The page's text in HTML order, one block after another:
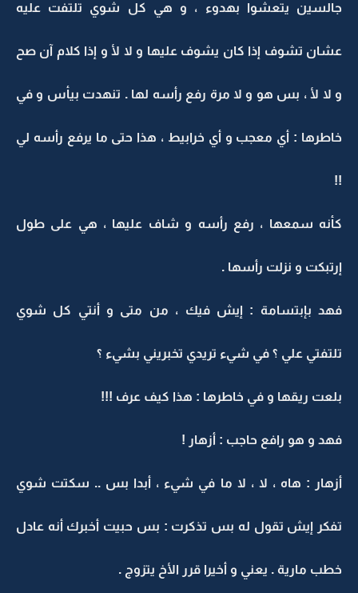
جالسين يتعشوا بهدوء ، و هي كل شوي تلتفت عليه
عشان تشوف إذا كان يشوف عليها و لا لأ و إذا كلام آن صح
و لا لأ ، بس هو و لا مرة رفع رأسه لها . تنهدت بيأس و في
خاطرها : أي معجب و أي خرابيط ، هذا حتى ما يرفع رأسه لي
!!
كأنه سمعها ، رفع رأسه و شاف عليها ، هي على طول
إرتبكت و نزلت رأسها .
فهد بإبتسامة : إيش فيك ، من متى و أنتي كل شوي
تلتفتي علي ؟ في شيء تريدي تخبريني بشيء ؟
بلعت ريقها و في خاطرها : هذا كيف عرف !!!
فهد و هو رافع حاجب : أزهار !
أزهار : هاه ، لا ، لا ما في شيء ، أبدا بس .. سكتت شوي
تفكر إيش تقول له بس تذكرت : بس حبيت أخبرك أنه عادل
خطب مارية . يعني و أخيرا قرر الأخ يتزوج .